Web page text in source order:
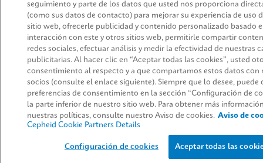
seguimiento y parte de los datos que usted nos proporciona
(como sus datos de contacto) para mejorar su experiencia de uso
sitio web, ofrecerle publicidad y contenido personalizado basado
interacción con este y otros sitios web, permitirle compartir
redes sociales, efectuar análisis y medir la efectividad de nuestras
publicitarias. Al hacer clic en “Aceptar todas las cookies”, usted
consentimiento al respecto y a que compartamos estos datos con
socios (consulte el enlace siguiente). Siempre que lo desee, puede
preferencias de consentimiento en la sección “Configuración de
la parte inferior de nuestro sitio web. Para obtener más
nuestras políticas, consulte nuestro Aviso de cookies. Aviso de
Cepheid Cookie Partners Details
Configuración de cookies Aceptar todas las